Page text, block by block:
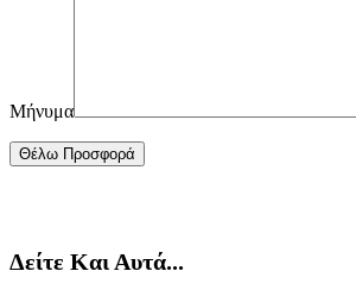
Μήνυμα
Δείτε Και Αυτά...